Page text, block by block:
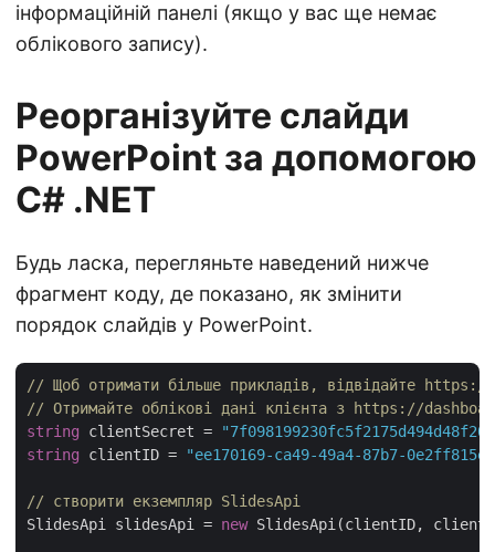
інформаційній панелі (якщо у вас ще немає
облікового запису).
Реорганізуйте слайди
PowerPoint за допомогою
C# .NET
Будь ласка, перегляньте наведений нижче
фрагмент коду, де показано, як змінити
порядок слайдів у PowerPoint.
// Щоб отримати більше прикладів, відвідайте
// Отримайте облікові дані клієнта з https://
string clientSecret =
string clientID = "ee170169-ca49-49a4-87b7-
// створити екземпляр SlidesApi
SlidesApi slidesApi = new SlidesApi(clientID,